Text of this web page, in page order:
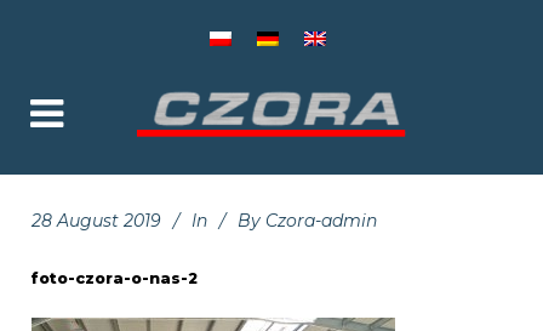
28 August 2019 In By Czora-admin
foto-czora-o-nas-2